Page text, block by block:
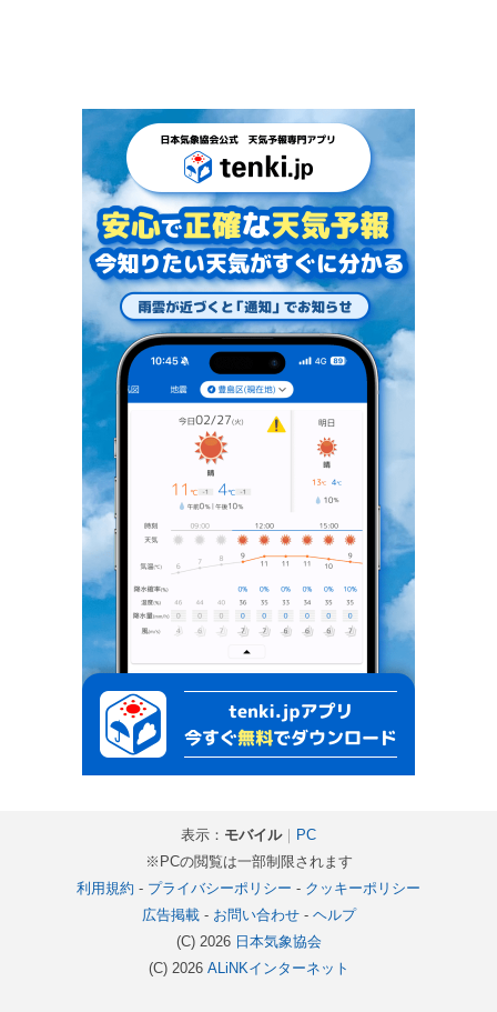
表示： モバイル｜ PC
※PCの閲覧は一部制限されます
利用規約 - プライバシーポリシー - クッキーポリシー
広告掲載- お問い合わせ- ヘルプ
(C) 2026 日本気象協会
(C) 2026 ALiNKインターネット